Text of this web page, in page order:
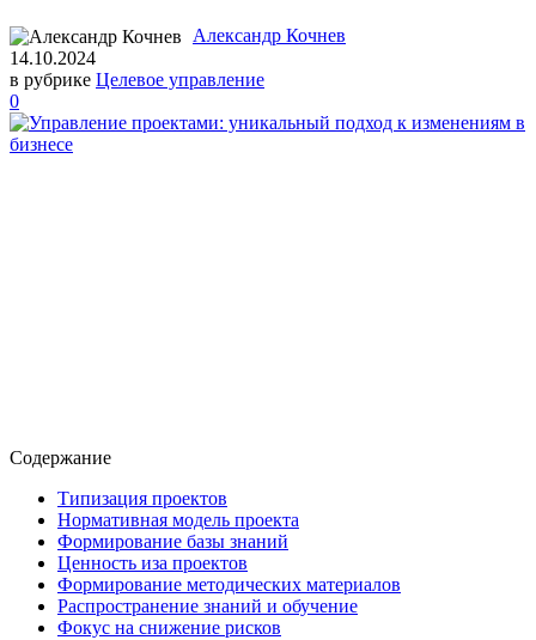
Александр Кочнев
14.10.2024
в рубрике Целевое управление
0
Содержание
Типизация проектов
Нормативная модель проекта
Формирование базы знаний
Ценность иза проектов
Формирование методических материалов
Распространение знаний и обучение
Фокус на снижение рисков